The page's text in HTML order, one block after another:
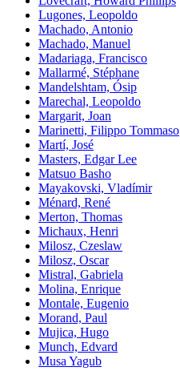
Lugones, Leopoldo
Machado, Antonio
Machado, Manuel
Madariaga, Francisco
Mallarmé, Stéphane
Mandelshtam, Ósip
Marechal, Leopoldo
Margarit, Joan
Marinetti, Filippo Tommaso
Martí, José
Masters, Edgar Lee
Matsuo Basho
Mayakovski, Vladímir
Ménard, René
Merton, Thomas
Michaux, Henri
Milosz, Czeslaw
Milosz, Oscar
Mistral, Gabriela
Molina, Enrique
Montale, Eugenio
Morand, Paul
Mujica, Hugo
Munch, Edvard
Musa Yagub